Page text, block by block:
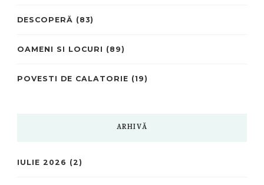
DESCOPERĂ (83)
OAMENI SI LOCURI (89)
POVESTI DE CALATORIE (19)
ARHIVĂ
IULIE 2026 (2)